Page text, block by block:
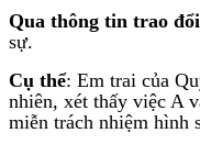
Qua thông tin trao
sự.
Cụ thể: Em trai của
nhiên, xét thấy việc A
miễn trách nhiệm hình